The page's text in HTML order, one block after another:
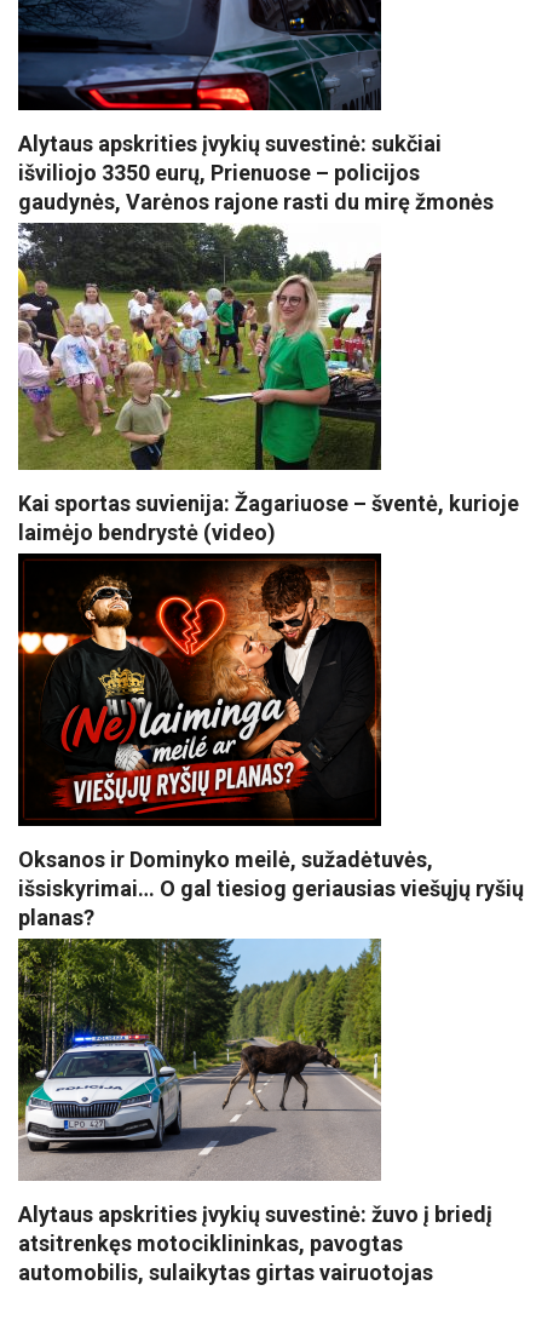
Alytaus apskrities įvykių suvestinė: sukčiai
išviliojo 3350 eurų, Prienuose – policijos
gaudynės, Varėnos rajone rasti du mirę žmonės
Kai sportas suvienija: Žagariuose – šventė, kurioje
laimėjo bendrystė (video)
Oksanos ir Dominyko meilė, sužadėtuvės,
išsiskyrimai… O gal tiesiog geriausias viešųjų ryšių
planas?
Alytaus apskrities įvykių suvestinė: žuvo į briedį
atsitrenkęs motociklininkas, pavogtas
automobilis, sulaikytas girtas vairuotojas